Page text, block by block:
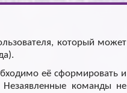
который может
её сформировать и
Незаявленные команды не